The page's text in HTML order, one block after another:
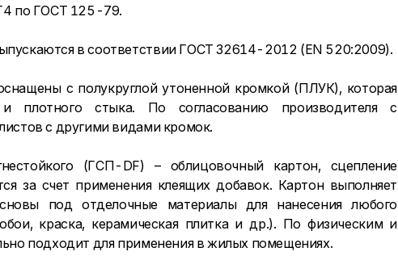
по ГОСТ 125-79.
в соответствии ГОСТ 32614-2012 (EN 520:2009).
с полукруглой утоненной кромкой (ПЛУК), которая
и плотного стыка. По согласованию производителя с
с другими видами кромок.
(ГСП-DF) – облицовочный картон, сцепление
за счет применения клеящих добавок. Картон выполняет
под отделочные материалы для нанесения любого
краска, керамическая плитка и др.). По физическим и
подходит для применения в жилых помещениях.